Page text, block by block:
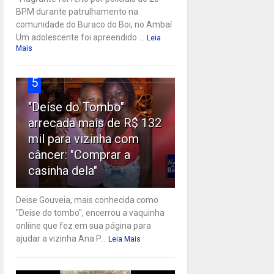
BPM durante patrulhamento na
comunidade do Buraco do Boi, no Ambaí
Um adolescente foi apreendido ...
Leia
Mais
5
"Deise do Tombo"
arrecada mais de R$ 132
mil para vizinha com
câncer: "Comprar a
casinha dela"
Deise Gouveia, mais conhecida como
"Deise do tombo", encerrou a vaquinha
onliine que fez em sua página para
ajudar a vizinha Ana P...
Leia Mais